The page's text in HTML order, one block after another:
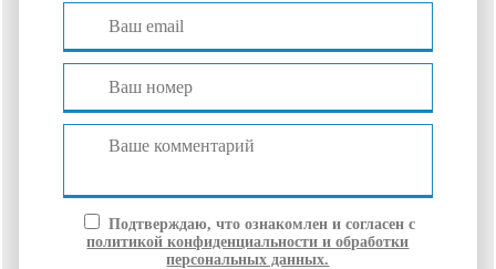
Подтверждаю, что ознакомлен и согласен с
политикой конфиденциальности и обработки
персональных данных.